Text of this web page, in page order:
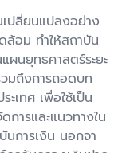
ปลี่ยนแปลงอย่าง
ล้อม ทำให้สถาบัน
ผนยุทธศาสตร์ระยะ
มถึงการถอดบท
ะเทศ เพื่อใช้เป็น
การและแนวทางใน
การเงิน นอกจา